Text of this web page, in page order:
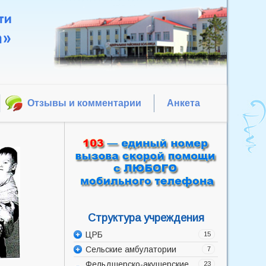
Отзывы и комментарии Анкета
Структура учреждения
15
ЦРБ
Администрация
7
Сельские амбулатории
23